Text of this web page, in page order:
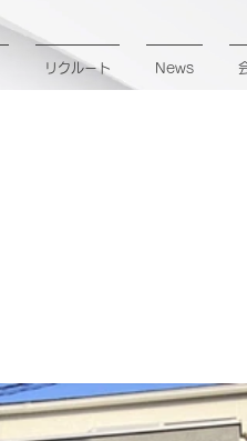
リクルート News